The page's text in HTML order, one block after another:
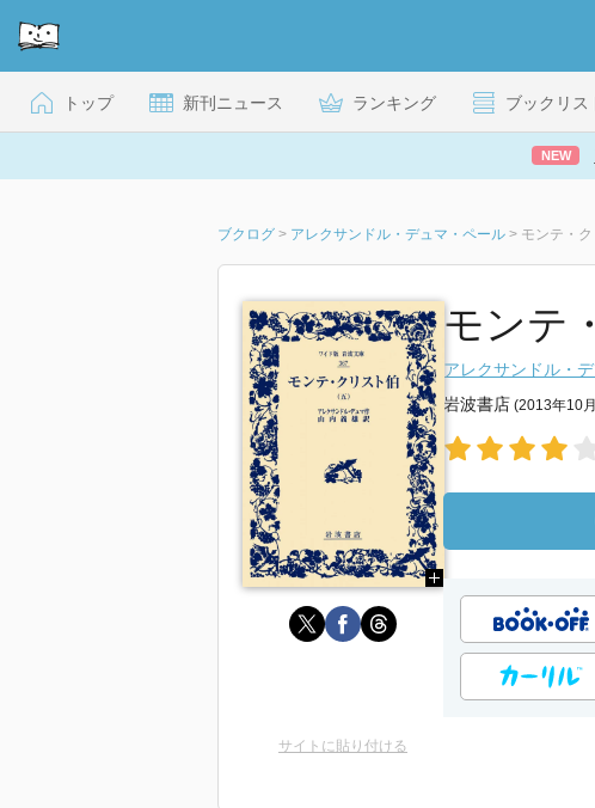
トップ 新刊ニュース ランキング ブックリス
NEW
ブクログ > アレクサンドル・デュマ・ペール > モンテ・
モンテ
アレクサンドル・
岩波書店 (2013年10
サイトに貼り付ける